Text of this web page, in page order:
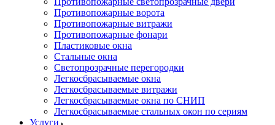
Противопожарные ворота
Противопожарные витражи
Противопожарные фонари
Пластиковые окна
Стальные окна
Светопрозрачные перегородки
Легкосбрасываемые окна
Легкосбрасываемые витражи
Легкосбрасываемые окна по СНИП
Легкосбрасываемые стальных окон по сериям
Услуги